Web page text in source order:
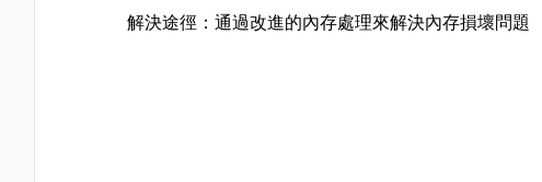
解決途徑：通過改進的內存處理來解決內存損壞問題